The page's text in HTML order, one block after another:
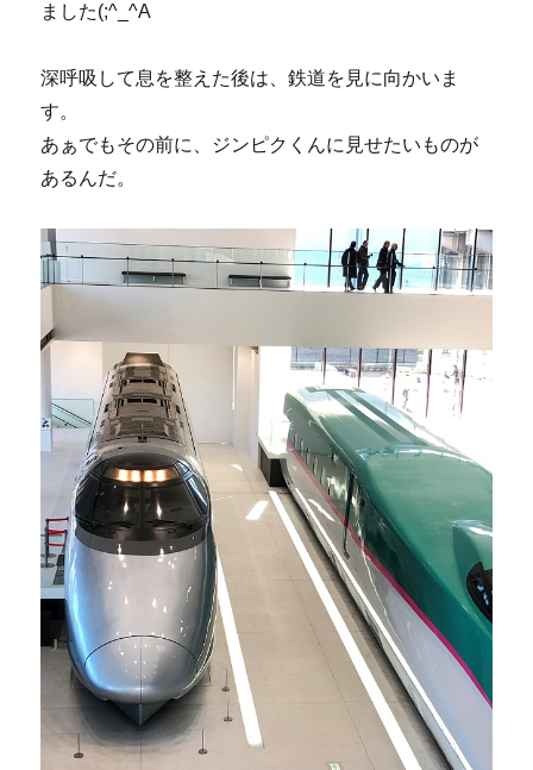
ました(;^_^A
深呼吸して息を整えた後は、鉄道を見に向かいま
す。
あぁでもその前に、ジンピクくんに見せたいものが
あるんだ。